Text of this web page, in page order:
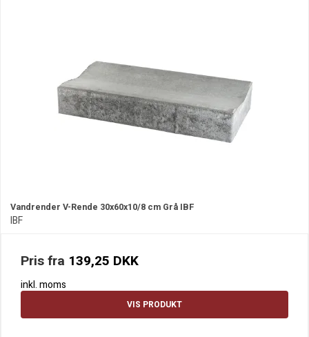
Vandrender V-Rende 30x60x10/8 cm Grå IBF
IBF
Pris fra 139,25 DKK
inkl. moms
VIS PRODUKT